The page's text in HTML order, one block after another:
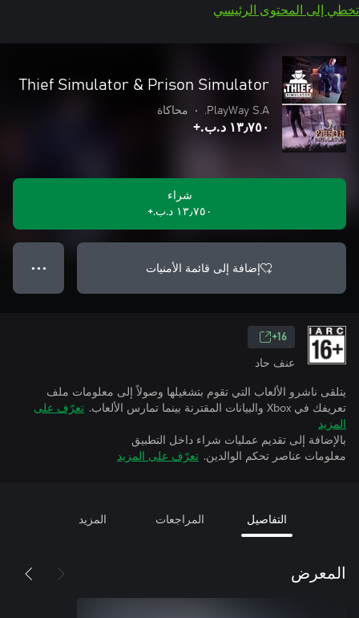
تخطي إلى المحتوى الرئيسي
Thief Simulator & Prison Simulator
PlayWay S.A.
• محاكاة
١٣٫٧٥٠ د.ب.‏+
شراء
١٣٫٧٥٠ د.ب.‏+
إضافة إلى قائمة الأمنيات ● ● ●
16+
عنف حاد
يتلقى ناشرو الألعاب التي تقوم بتشغيلها وصولاً إلى معلومات ملف
تعريفك في Xbox والبيانات المقترنة بينما تمارس الألعاب.
تعرّف على
المزيد
بالإضافة إلى تقديم عمليات شراء داخل التطبيق
معلومات عناصر تحكم الوالدين. تعرّف على المزيد
التفاصيل المراجعات المزيد
المعرض